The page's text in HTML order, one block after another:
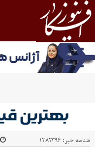
شناسه خبر: ۱۳۸۲۳۹۶